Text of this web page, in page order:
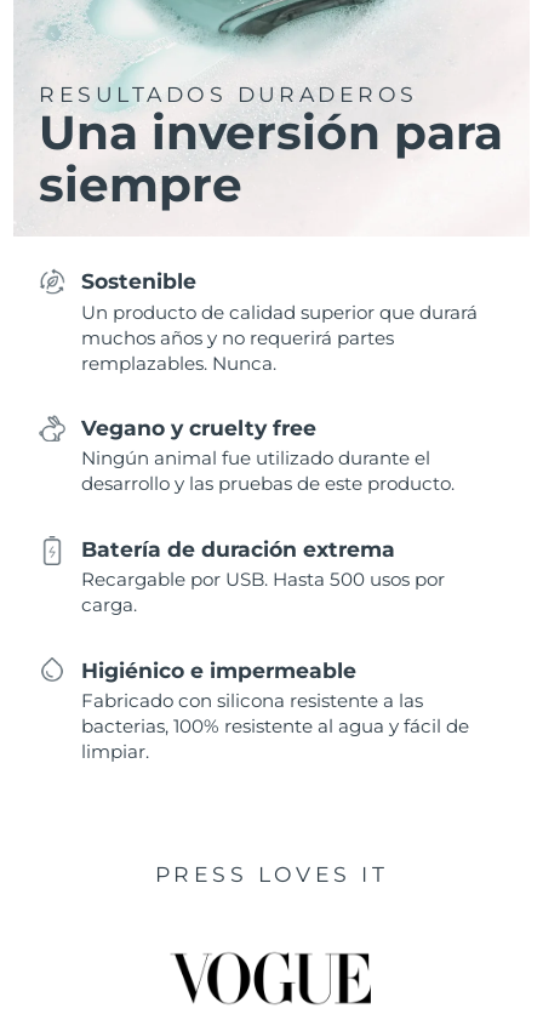
RESULTADOS DURADEROS
Una inversión para
siempre
Sostenible
Un producto de calidad superior que durará
muchos años y no requerirá partes
remplazables. Nunca.
Vegano y cruelty free
Ningún animal fue utilizado durante el
desarrollo y las pruebas de este producto.
Batería de duración extrema
Recargable por USB. Hasta 500 usos por
carga.
Higiénico e impermeable
Fabricado con silicona resistente a las
bacterias, 100% resistente al agua y fácil de
limpiar.
PRESS LOVES IT